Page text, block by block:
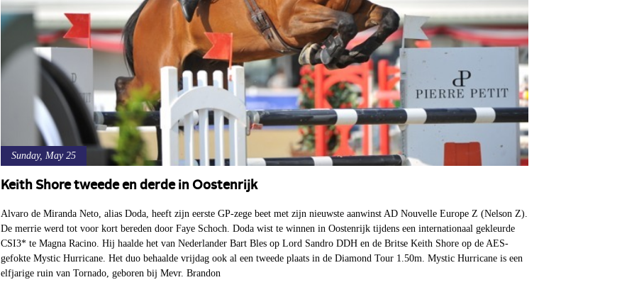
Sunday, May 25
Keith Shore tweede en derde in Oostenrijk
Alvaro de Miranda Neto, alias Doda, heeft zijn eerste GP-zege beet met zijn nieuwste aanwinst AD Nouvelle Europe Z (Nelson Z).
De merrie werd tot voor kort bereden door Faye Schoch. Doda wist te winnen in Oostenrijk tijdens een internationaal gekleurde
CSI3* te Magna Racino. Hij haalde het van Nederlander Bart Bles op Lord Sandro DDH en de Britse Keith Shore op de AES-
gefokte Mystic Hurricane. Het duo behaalde vrijdag ook al een tweede plaats in de Diamond Tour 1.50m. Mystic Hurricane is een
elfjarige ruin van Tornado, geboren bij Mevr. Brandon